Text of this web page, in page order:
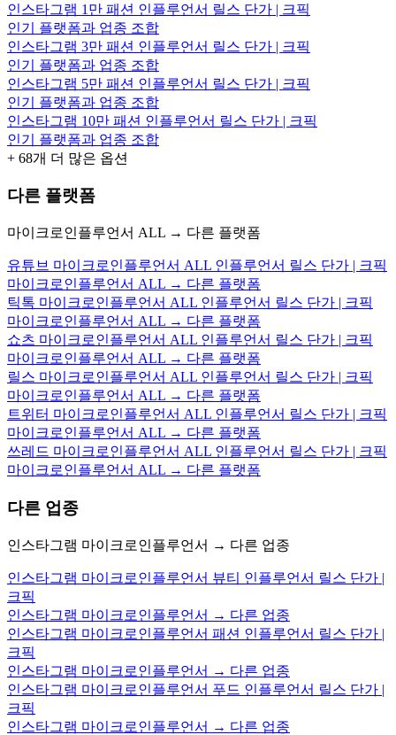
인스타그램 1만 패션 인플루언서 릴스 단가 | 크픽
인기 플랫폼과 업종 조합
인스타그램 3만 패션 인플루언서 릴스 단가 | 크픽
인기 플랫폼과 업종 조합
인스타그램 5만 패션 인플루언서 릴스 단가 | 크픽
인기 플랫폼과 업종 조합
인스타그램 10만 패션 인플루언서 릴스 단가 | 크픽
인기 플랫폼과 업종 조합
+ 68개 더 많은 옵션
다른 플랫폼
마이크로인플루언서 ALL → 다른 플랫폼
유튜브 마이크로인플루언서 ALL 인플루언서 릴스 단가 | 크픽
마이크로인플루언서 ALL → 다른 플랫폼
틱톡 마이크로인플루언서 ALL 인플루언서 릴스 단가 | 크픽
마이크로인플루언서 ALL → 다른 플랫폼
쇼츠 마이크로인플루언서 ALL 인플루언서 릴스 단가 | 크픽
마이크로인플루언서 ALL → 다른 플랫폼
릴스 마이크로인플루언서 ALL 인플루언서 릴스 단가 | 크픽
마이크로인플루언서 ALL → 다른 플랫폼
트위터 마이크로인플루언서 ALL 인플루언서 릴스 단가 | 크픽
마이크로인플루언서 ALL → 다른 플랫폼
쓰레드 마이크로인플루언서 ALL 인플루언서 릴스 단가 | 크픽
마이크로인플루언서 ALL → 다른 플랫폼
다른 업종
인스타그램 마이크로인플루언서 → 다른 업종
인스타그램 마이크로인플루언서 뷰티 인플루언서 릴스 단가 |
크픽
인스타그램 마이크로인플루언서 → 다른 업종
인스타그램 마이크로인플루언서 패션 인플루언서 릴스 단가 |
크픽
인스타그램 마이크로인플루언서 → 다른 업종
인스타그램 마이크로인플루언서 푸드 인플루언서 릴스 단가 |
크픽
인스타그램 마이크로인플루언서 → 다른 업종